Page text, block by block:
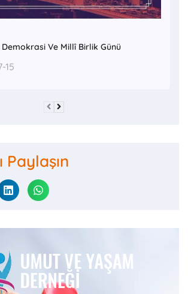
Demokrasi Ve Millî Birlik Günü
15
Paylaşın